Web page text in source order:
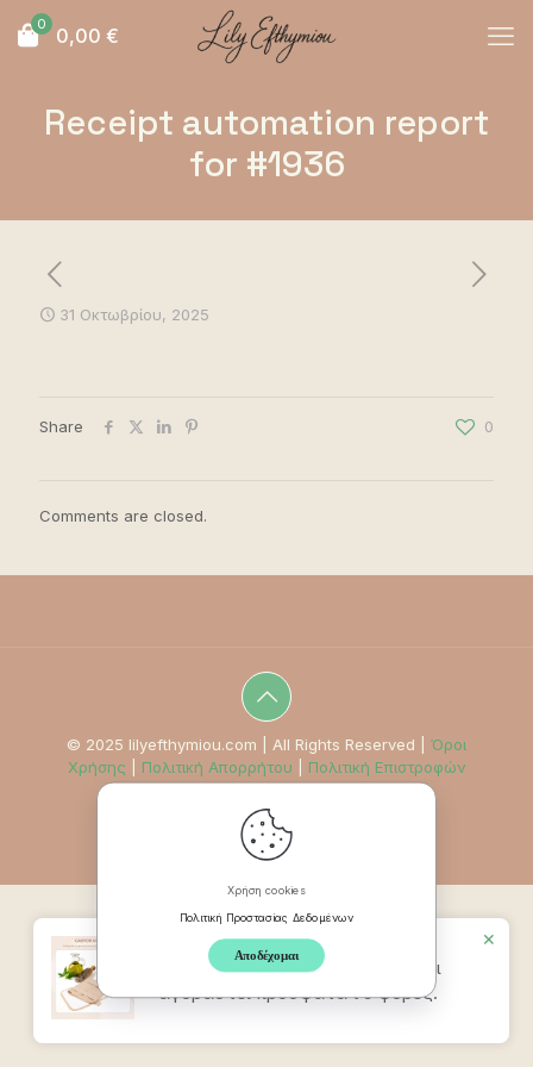
0 0,00 €
Receipt automation report
for #1936
31 Οκτωβρίου, 2025
Share 0
Comments are closed.
© 2025 lilyefthymiou.com | All Rights Reserved | Όροι
Χρήσης
Πολιτική Απορρήτου Πολιτική Επιστροφών
Χρήση cookies
Πολιτική Προστασίας Δεδομένων
Αποδέχομαι
ΠροϊονΖώνη Καστορέλαιου
έχει
αγοραστεί πρόσφατα t 9 φορές.
✕